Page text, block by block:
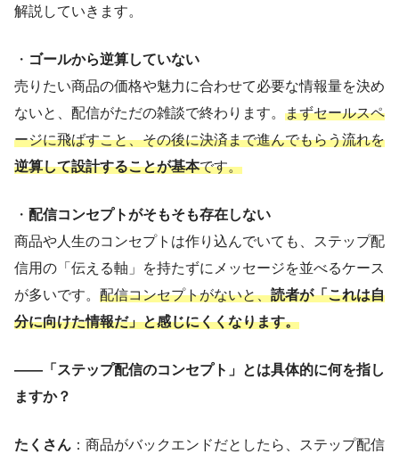
解説していきます。
・ ゴールから逆算していない
売りたい商品の価格や魅力に合わせて必要な情報量を決め
ないと、配信がただの雑談で終わります。 まずセールスペ
ージに飛ばすこと、その後に決済まで進んでもらう流れを
逆算して設計することが基本です。
・ 配信コンセプトがそもそも存在しない
商品や人生のコンセプトは作り込んでいても、ステップ配
信用の「伝える軸」を持たずにメッセージを並べるケース
が多いです。 配信コンセプトがないと、読者が「これは自
分に向けた情報だ」と感じにくくなります。
——「ステップ配信のコンセプト」とは具体的に何を指し
ますか？
たくさん ：商品がバックエンドだとしたら、ステップ配信